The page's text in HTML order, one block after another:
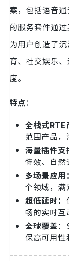
案，包括语音
的服务套件通过
为用户创造了
育、社交娱乐
度。
特点：
全栈式RTE
范围产品，
海量插件支
特效、自然
多场景应用：
个领域，满
超低延时：
畅的实时互
全球覆盖：
保高可用性